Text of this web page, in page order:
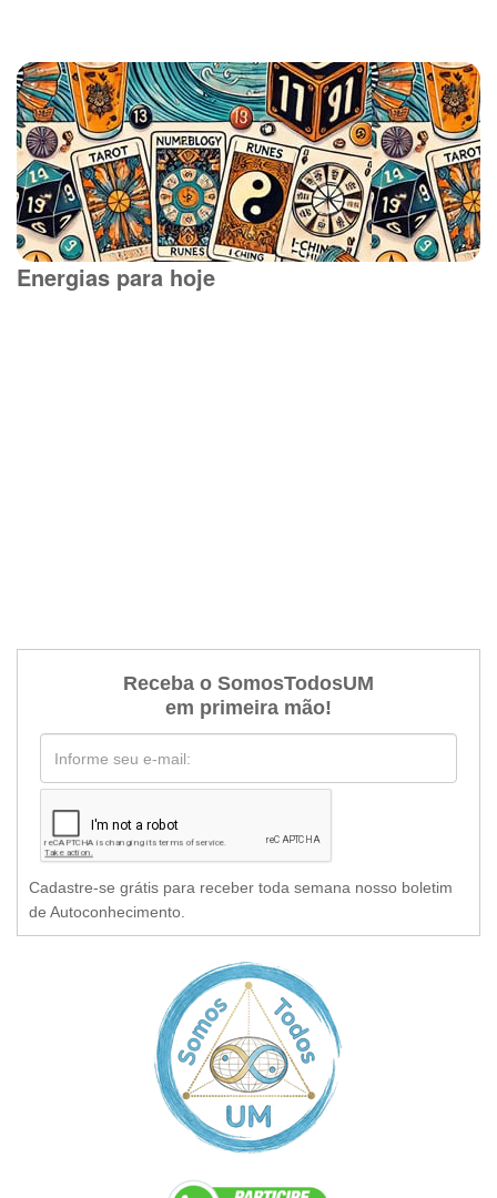
Energias para hoje
Receba o SomosTodosUM
em primeira mão!
Cadastre-se grátis para receber toda semana nosso boletim
de Autoconhecimento.